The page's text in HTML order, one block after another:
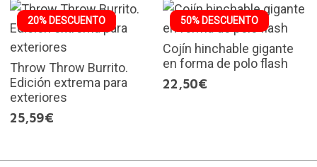
20% DESCUENTO
Throw Throw Burrito.
Edición extrema para
exteriores
25,59€
50% DESCUENTO
Cojín hinchable gigante
en forma de polo flash
22,50€